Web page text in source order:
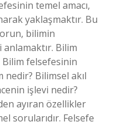
temel amacı,
yaklaşmaktır. Bu
bilimin
anlamaktır. Bilim
felsefesinin
Bilimsel akıl
işlevi nedir?
ayıran özellikler
sorularıdır. Felsefe